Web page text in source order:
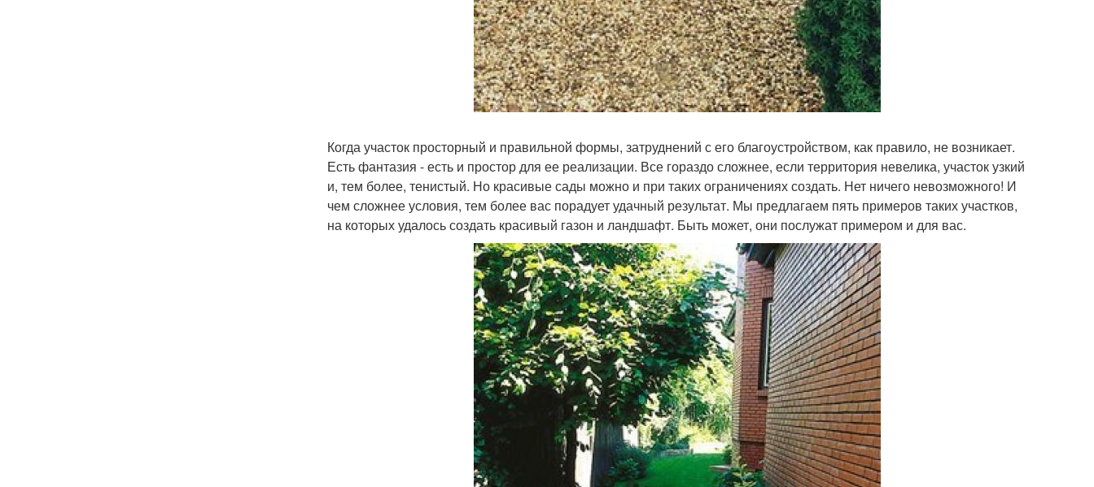
Когда участок просторный и правильной формы, затруднений с его благоустройством, как правило, не возникает.
Есть фантазия - есть и простор для ее реализации. Все гораздо сложнее, если территория невелика, участок узкий
и, тем более, тенистый. Но красивые сады можно и при таких ограничениях создать. Нет ничего невозможного! И
чем сложнее условия, тем более вас порадует удачный результат. Мы предлагаем пять примеров таких участков,
на которых удалось создать красивый газон и ландшафт. Быть может, они послужат примером и для вас.